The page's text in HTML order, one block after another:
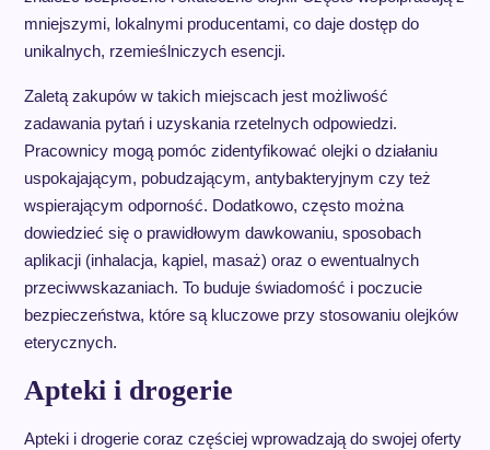
mniejszymi, lokalnymi producentami, co daje dostęp do
unikalnych, rzemieślniczych esencji.
Zaletą zakupów w takich miejscach jest możliwość
zadawania pytań i uzyskania rzetelnych odpowiedzi.
Pracownicy mogą pomóc zidentyfikować olejki o działaniu
uspokajającym, pobudzającym, antybakteryjnym czy też
wspierającym odporność. Dodatkowo, często można
dowiedzieć się o prawidłowym dawkowaniu, sposobach
aplikacji (inhalacja, kąpiel, masaż) oraz o ewentualnych
przeciwwskazaniach. To buduje świadomość i poczucie
bezpieczeństwa, które są kluczowe przy stosowaniu olejków
eterycznych.
Apteki i drogerie
Apteki i drogerie coraz częściej wprowadzają do swojej oferty